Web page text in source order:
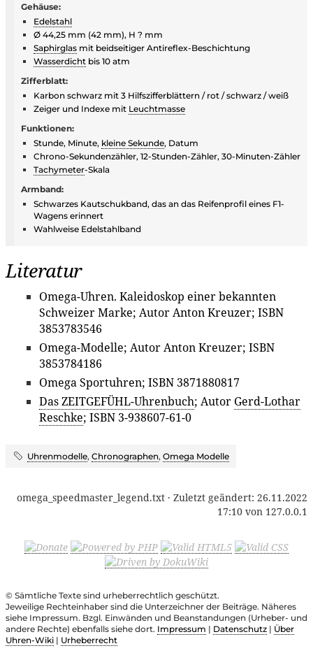
Gehäuse:
Edelstahl
Ø 44,25 mm (42 mm), H ? mm
Saphirglas mit beidseitiger Antireflex-Beschichtung
Wasserdicht bis 10 atm
Zifferblatt:
Karbon schwarz mit 3 Hilfszifferblättern / rot / schwarz / weiß
Zeiger und Indexe mit Leuchtmasse
Funktionen:
Stunde, Minute, kleine Sekunde, Datum
Chrono-Sekundenzähler, 12-Stunden-Zähler, 30-Minuten-Zähler
Tachymeter-Skala
Armband:
Schwarzes Kautschukband, das an das Reifenprofil eines F1-
Wagens erinnert
Wahlweise Edelstahlband
Literatur
Omega-Uhren. Kaleidoskop einer bekannten
Schweizer Marke; Autor Anton Kreuzer; ISBN
3853783546
Omega-Modelle; Autor Anton Kreuzer; ISBN
3853784186
Omega Sportuhren; ISBN 3871880817
Das ZEITGEFÜHL-Uhrenbuch; Autor Gerd-Lothar
Reschke; ISBN 3-938607-61-0
Uhrenmodelle, Chronographen, Omega Modelle
omega_speedmaster_legend.txt · Zuletzt geändert: 26.11.2022
17:10 von 127.0.0.1
© Sämtliche Texte sind urheberrechtlich geschützt.
Jeweilige Rechteinhaber sind die Unterzeichner der Beiträge. Näheres
siehe Impressum. Bzgl. Einwänden und Beanstandungen (Urheber- und
andere Rechte) ebenfalls siehe dort. Impressum | Datenschutz | Über
Uhren-Wiki | Urheberrecht